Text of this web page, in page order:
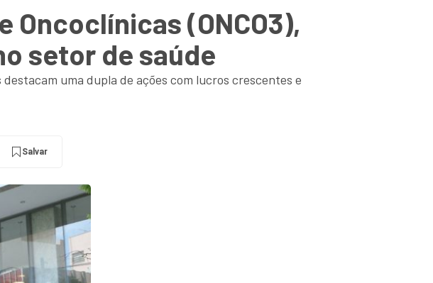
(ONCO3),
setor de saúde
uma dupla de ações com lucros crescentes e
Salvar